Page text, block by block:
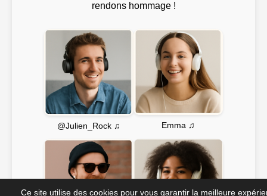
rendons hommage !
@Julien_Rock ♫ Emma ♫
Ce site utilise des cookies pour vous garantir la meilleure